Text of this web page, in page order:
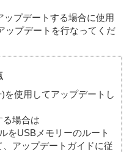
ップデートする場合に使用
ップデートを行なってくだ
を使用してアップデートし
る場合は
をUSBメモリーのルート
アップデートガイドに従